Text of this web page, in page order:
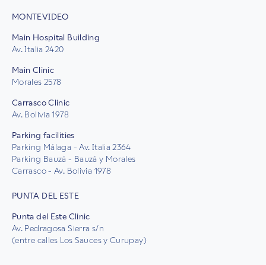
MONTEVIDEO
Main Hospital Building
Av. Italia 2420
Main Clinic
Morales 2578
Carrasco Clinic
Av. Bolivia 1978
Parking facilities
Parking Málaga - Av. Italia 2364
Parking Bauzá - Bauzá y Morales
Carrasco - Av. Bolivia 1978
PUNTA DEL ESTE
Punta del Este Clinic
Av. Pedragosa Sierra s/n
(entre calles Los Sauces y Curupay)